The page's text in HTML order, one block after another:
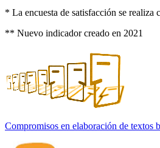
* La encuesta de satisfacción se realiza
** Nuevo indicador creado en 2021
Compromisos en elaboración de textos